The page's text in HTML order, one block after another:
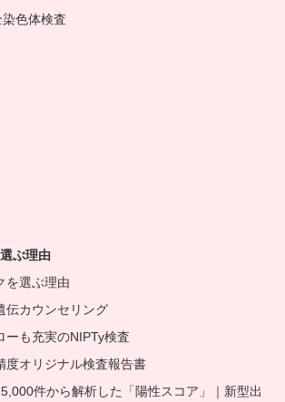
色体検査
ぶ理由
を選ぶ理由
伝カウンセリング
ーも充実のNIPTy検査
度オリジナル検査報告書
件から解析した「陽性スコア」｜新型出